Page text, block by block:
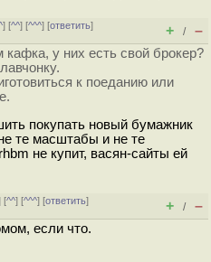
] [^^] [^^^] [ответить]
+ / –
у них есть свой брокер?
к поеданию или
покупать новый бумажник
те масштабы и не те
не купит, васян-сайты ей
[^^] [^^^] [ответить]
+ / –
если что.